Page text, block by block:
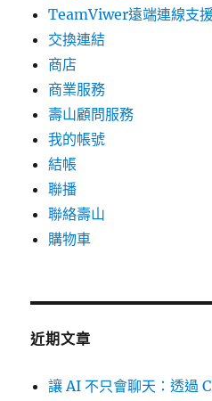
TeamViwer遠端連線支
交換連結
商店
商業服務
壽山顧問服務
我的帳號
結帳
聯播
聯絡壽山
購物車
近期文章
讓 AI 不只會聊天：透過